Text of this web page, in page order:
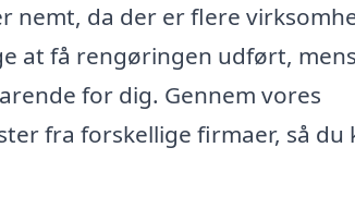
nemt, da der er flere
at få rengøringen udført,
for dig. Gennem vores
fra forskellige firmaer, så du